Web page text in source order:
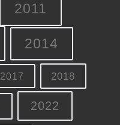
2011
2014
2017 2018
2022